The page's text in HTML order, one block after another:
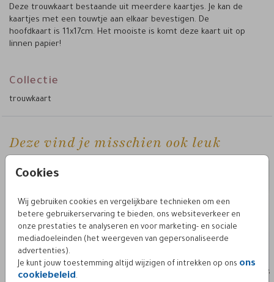
Cookies
Wij gebruiken cookies en vergelijkbare technieken om een
betere gebruikerservaring te bieden, ons websiteverkeer en
onze prestaties te analyseren en voor marketing- en sociale
mediadoeleinden (het weergeven van gepersonaliseerde
advertenties).
Je kunt jouw toestemming altijd wijzigen of intrekken op ons ons
cookiebeleid.
Deze trouwkaart bestaande uit meerdere kaartjes. Je kan de
kaartjes met een touwtje aan elkaar bevestigen. De
hoofdkaart is 11x17cm. Het mooiste is komt deze kaart uit op
linnen papier!
Collectie
trouwkaart
Deze vind je misschien ook leuk
2. inlegkaartjes